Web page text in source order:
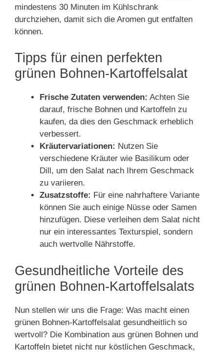
mindestens 30 Minuten im Kühlschrank
durchziehen, damit sich die Aromen gut entfalten
können.
Tipps für einen perfekten
grünen Bohnen-Kartoffelsalat
Frische Zutaten verwenden: Achten Sie
darauf, frische Bohnen und Kartoffeln zu
kaufen, da dies den Geschmack erheblich
verbessert.
Kräutervariationen: Nutzen Sie
verschiedene Kräuter wie Basilikum oder
Dill, um den Salat nach Ihrem Geschmack
zu variieren.
Zusatzstoffe: Für eine nahrhaftere Variante
können Sie auch einige Nüsse oder Samen
hinzufügen. Diese verleihen dem Salat nicht
nur ein interessantes Texturspiel, sondern
auch wertvolle Nährstoffe.
Gesundheitliche Vorteile des
grünen Bohnen-Kartoffelsalats
Nun stellen wir uns die Frage: Was macht einen
grünen Bohnen-Kartoffelsalat gesundheitlich so
wertvoll? Die Kombination aus grünen Bohnen und
Kartoffeln bietet nicht nur köstlichen Geschmack,